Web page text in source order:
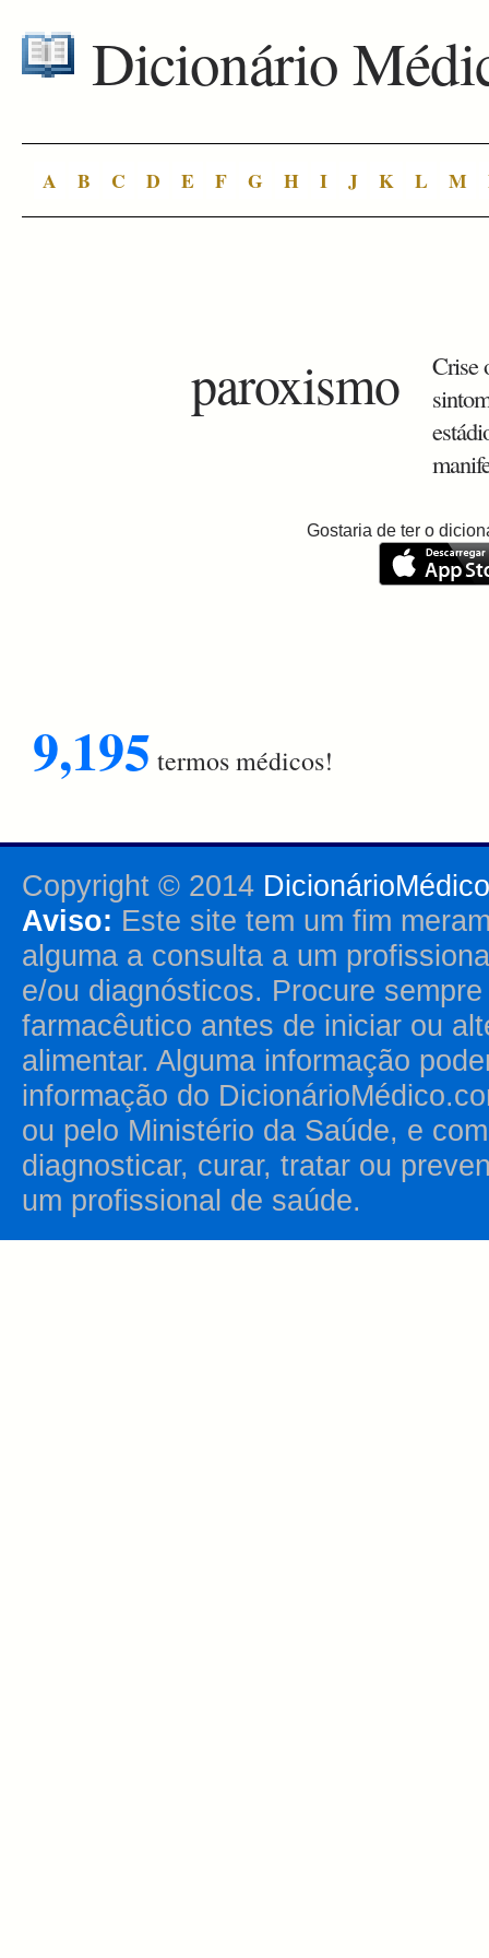
Dicionário
A B C D E F G H I J K L M
paroxismo
Crise
Gostaria de ter o
9,195 termos médicos!
Copyright © 2014
Aviso: Este site tem um fim
alguma a consulta a um
e/ou diagnósticos. Procure
farmacêutico antes de iniciar ou
alimentar. Alguma informação
informação do
ou pelo Ministério da Saúde, e
diagnosticar, curar, tratar ou
um profissional de saúde.